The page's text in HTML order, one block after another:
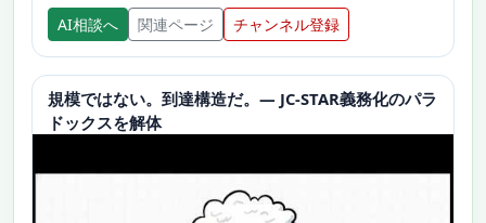
AI相談へ
関連ページ チャンネル登録
規模ではない。到達構造だ。— JC-STAR義務化のパラ
ドックスを解体